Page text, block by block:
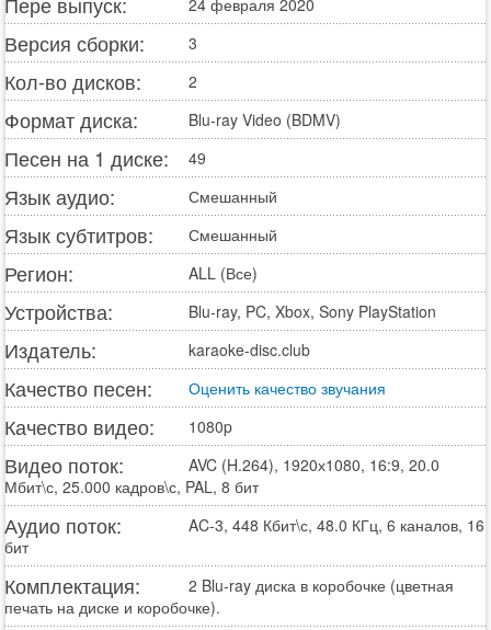
24 февраля 2020
Версия сборки: 3
Кол-во дисков: 2
Формат диска: Blu-ray Video (BDMV)
Песен на 1 диске: 49
Язык аудио: Смешанный
Язык субтитров: Смешанный
Регион: ALL (Все)
Устройства: Blu-ray, PC, Xbox, Sony PlayStation
Издатель: karaoke-disc.club
Качество песен: Оценить качество звучания
Качество видео: 1080p
Видео поток:
AVC (H.264), 1920х1080, 16:9, 20.0
Мбит\с, 25.000 кадров\с, PAL, 8 бит
Аудио поток:
AC-3, 448 Кбит\с, 48.0 КГц, 6 каналов, 16
бит
Комплектация:
2 Blu-ray диска в коробочке (цветная
печать на диске и коробочке).